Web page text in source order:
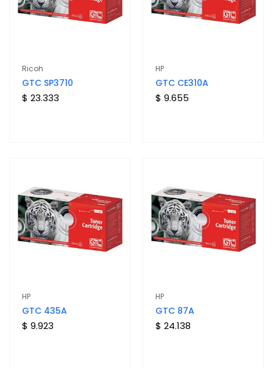
Ricoh
GTC SP3710
$ 23.333
HP
GTC CE310A
$ 9.655
HP
GTC 435A
$ 9.923
HP
GTC 87A
$ 24.138